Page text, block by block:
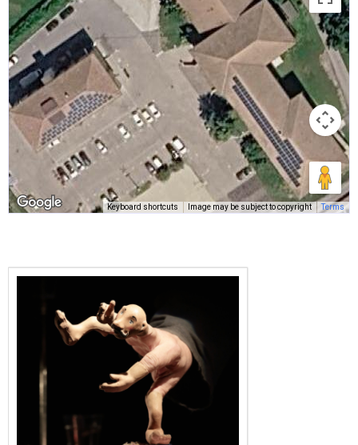
Keyboard shortcuts Image may be subject to copyright Terms